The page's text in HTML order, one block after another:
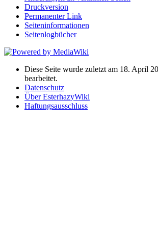
Druckversion
Permanenter Link
Seiten­informationen
Seitenlogbücher
Diese Seite wurde zuletzt am 18. April
bearbeitet.
Datenschutz
Über EsterhazyWiki
Haftungsausschluss